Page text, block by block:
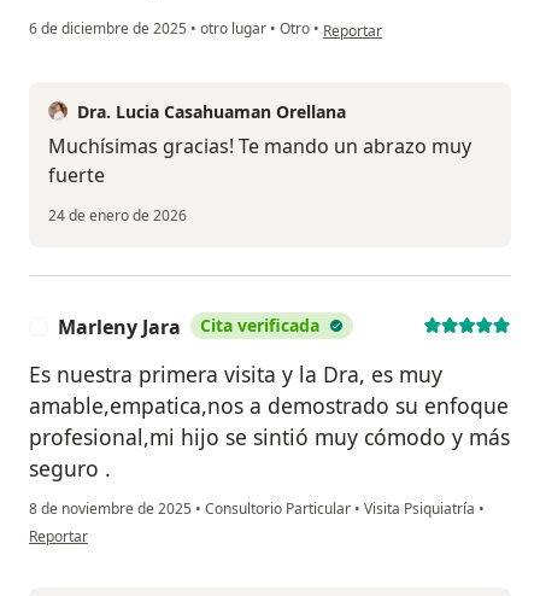
6 de diciembre de 2025 • otro lugar • Otro • en opinión del usuario MOH
Reportar
Dra. Lucia Casahuaman Orellana
Muchísimas gracias! Te mando un abrazo muy
fuerte
24 de enero de 2026
Marleny Jara Cita verificada
Es nuestra primera visita y la Dra, es muy
amable,empatica,nos a demostrado su enfoque
profesional,mi hijo se sintió muy cómodo y más
seguro .
8 de noviembre de 2025 • Consultorio Particular • Visita Psiquiatría •
en opinión del usuario Marleny Jara
Reportar